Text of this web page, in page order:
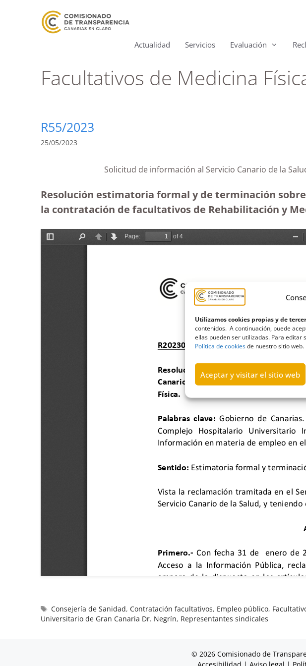
Utilizamos cookies propias y de
contenidos. A continuación, puede
ellas pueden ser utilizadas. Para
Política de cookiesde nuestro sitio web.
Aceptar y visitar el sitio web
Actualidad Servicios Evaluación
Facultativos de Medicina
R55/2023
25/05/2023
Solicitud de información al Servicio Canario de la
Resolución estimatoria formal y de terminación
la contratación de facultativos de Rehabilitación y
Consejería de Sanidad,Contratación facultativos, Empleo público,
Universitario de Gran Canaria Dr. Negrín, Representantes sindicales
© 2026 Comisionado de